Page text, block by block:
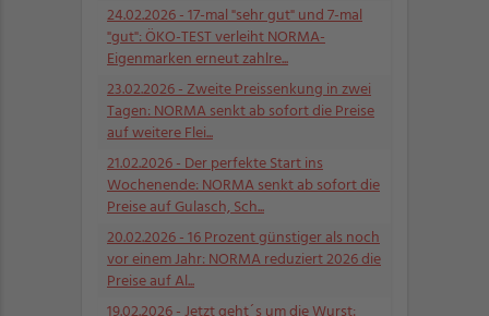
24.02.2026- 17-mal "sehr gut" und 7-mal
"gut": ÖKO-TEST verleiht NORMA-
Eigenmarken erneut zahlre...
23.02.2026- Zweite Preissenkung in zwei
Tagen: NORMA senkt ab sofort die Preise
auf weitere Flei...
21.02.2026- Der perfekte Start ins
Wochenende: NORMA senkt ab sofort die
Preise auf Gulasch, Sch...
20.02.2026- 16 Prozent günstiger als noch
vor einem Jahr: NORMA reduziert 2026 die
Preise auf Al...